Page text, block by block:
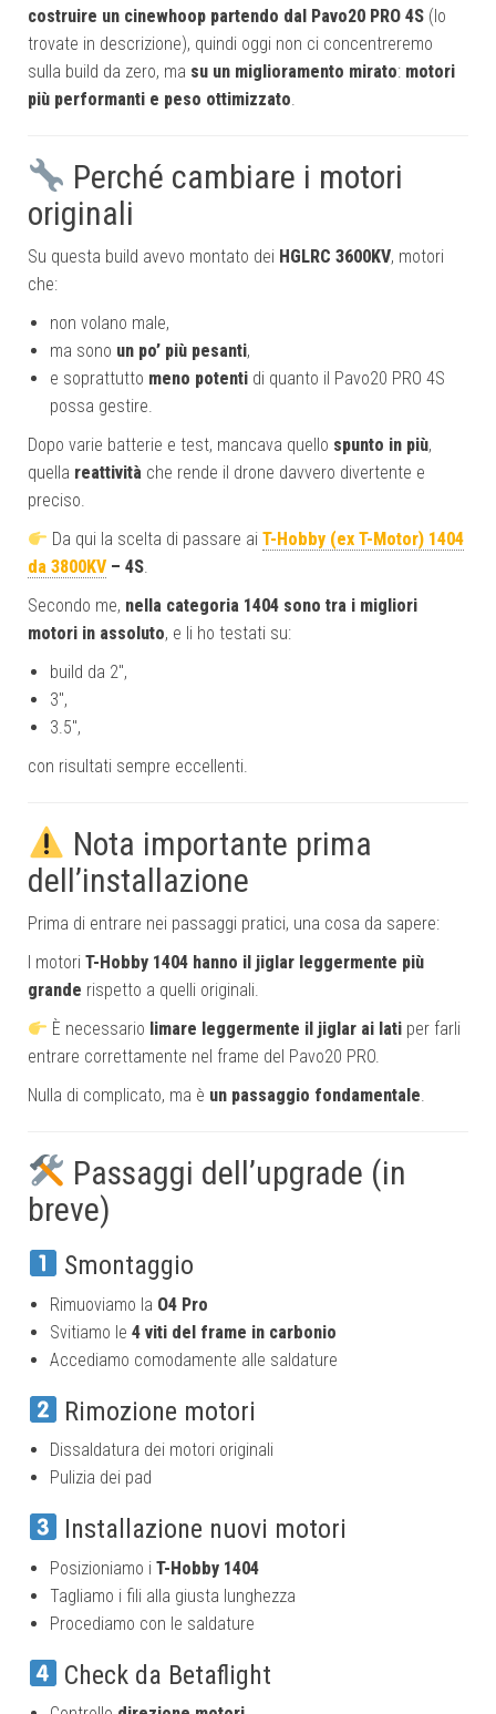
costruire un cinewhoop partendo dal Pavo20 PRO 4S (lo
trovate in descrizione), quindi oggi non ci concentreremo
sulla build da zero, ma su un miglioramento mirato: motori
più performanti e peso ottimizzato.
Perché cambiare i motori
originali
Su questa build avevo montato dei HGLRC 3600KV, motori
che:
non volano male,
ma sono un po’ più pesanti,
e soprattutto meno potenti di quanto il Pavo20 PRO 4S
possa gestire.
Dopo varie batterie e test, mancava quello spunto in più,
quella reattività che rende il drone davvero divertente e
preciso.
Da qui la scelta di passare aiT-Hobby (ex T-Motor) 1404
da 3800KV – 4S.
Secondo me, nella categoria 1404 sono tra i migliori
motori in assoluto, e li ho testati su:
build da 2″,
3″,
3.5″,
con risultati sempre eccellenti.
Nota importante prima
dell’installazione
Prima di entrare nei passaggi pratici, una cosa da sapere:
I motori T-Hobby 1404 hanno il jiglar leggermente più
grande rispetto a quelli originali.
È necessario limare leggermente il jiglar ai lati per farli
entrare correttamente nel frame del Pavo20 PRO.
Nulla di complicato, ma è un passaggio fondamentale.
Passaggi dell’upgrade (in
breve)
Smontaggio
Rimuoviamo la O4 Pro
Svitiamo le 4 viti del frame in carbonio
Accediamo comodamente alle saldature
Rimozione motori
Dissaldatura dei motori originali
Pulizia dei pad
Installazione nuovi motori
Posizioniamo i T-Hobby 1404
Tagliamo i fili alla giusta lunghezza
Procediamo con le saldature
Check da Betaflight